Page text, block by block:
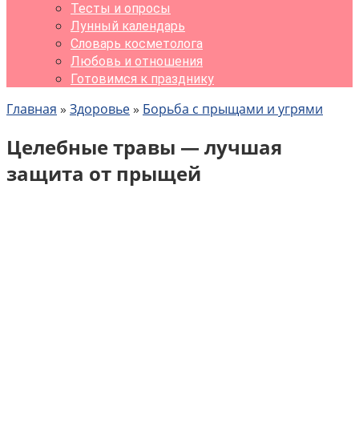
Тесты и опросы
Лунный календарь
Словарь косметолога
Любовь и отношения
Готовимся к празднику
Главная » Здоровье» Борьба с прыщами и угрями
Целебные травы — лучшая
защита от прыщей